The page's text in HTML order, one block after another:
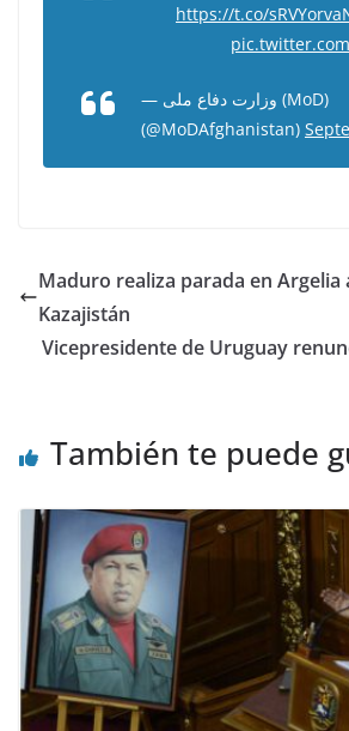
https://t.co/
— وزارت دفاع ملی (MoD)
(@MoDAfghanistan)
Maduro realiza parada en Argelia
Kazajistán
Vicepresidente de Uruguay
También te puede